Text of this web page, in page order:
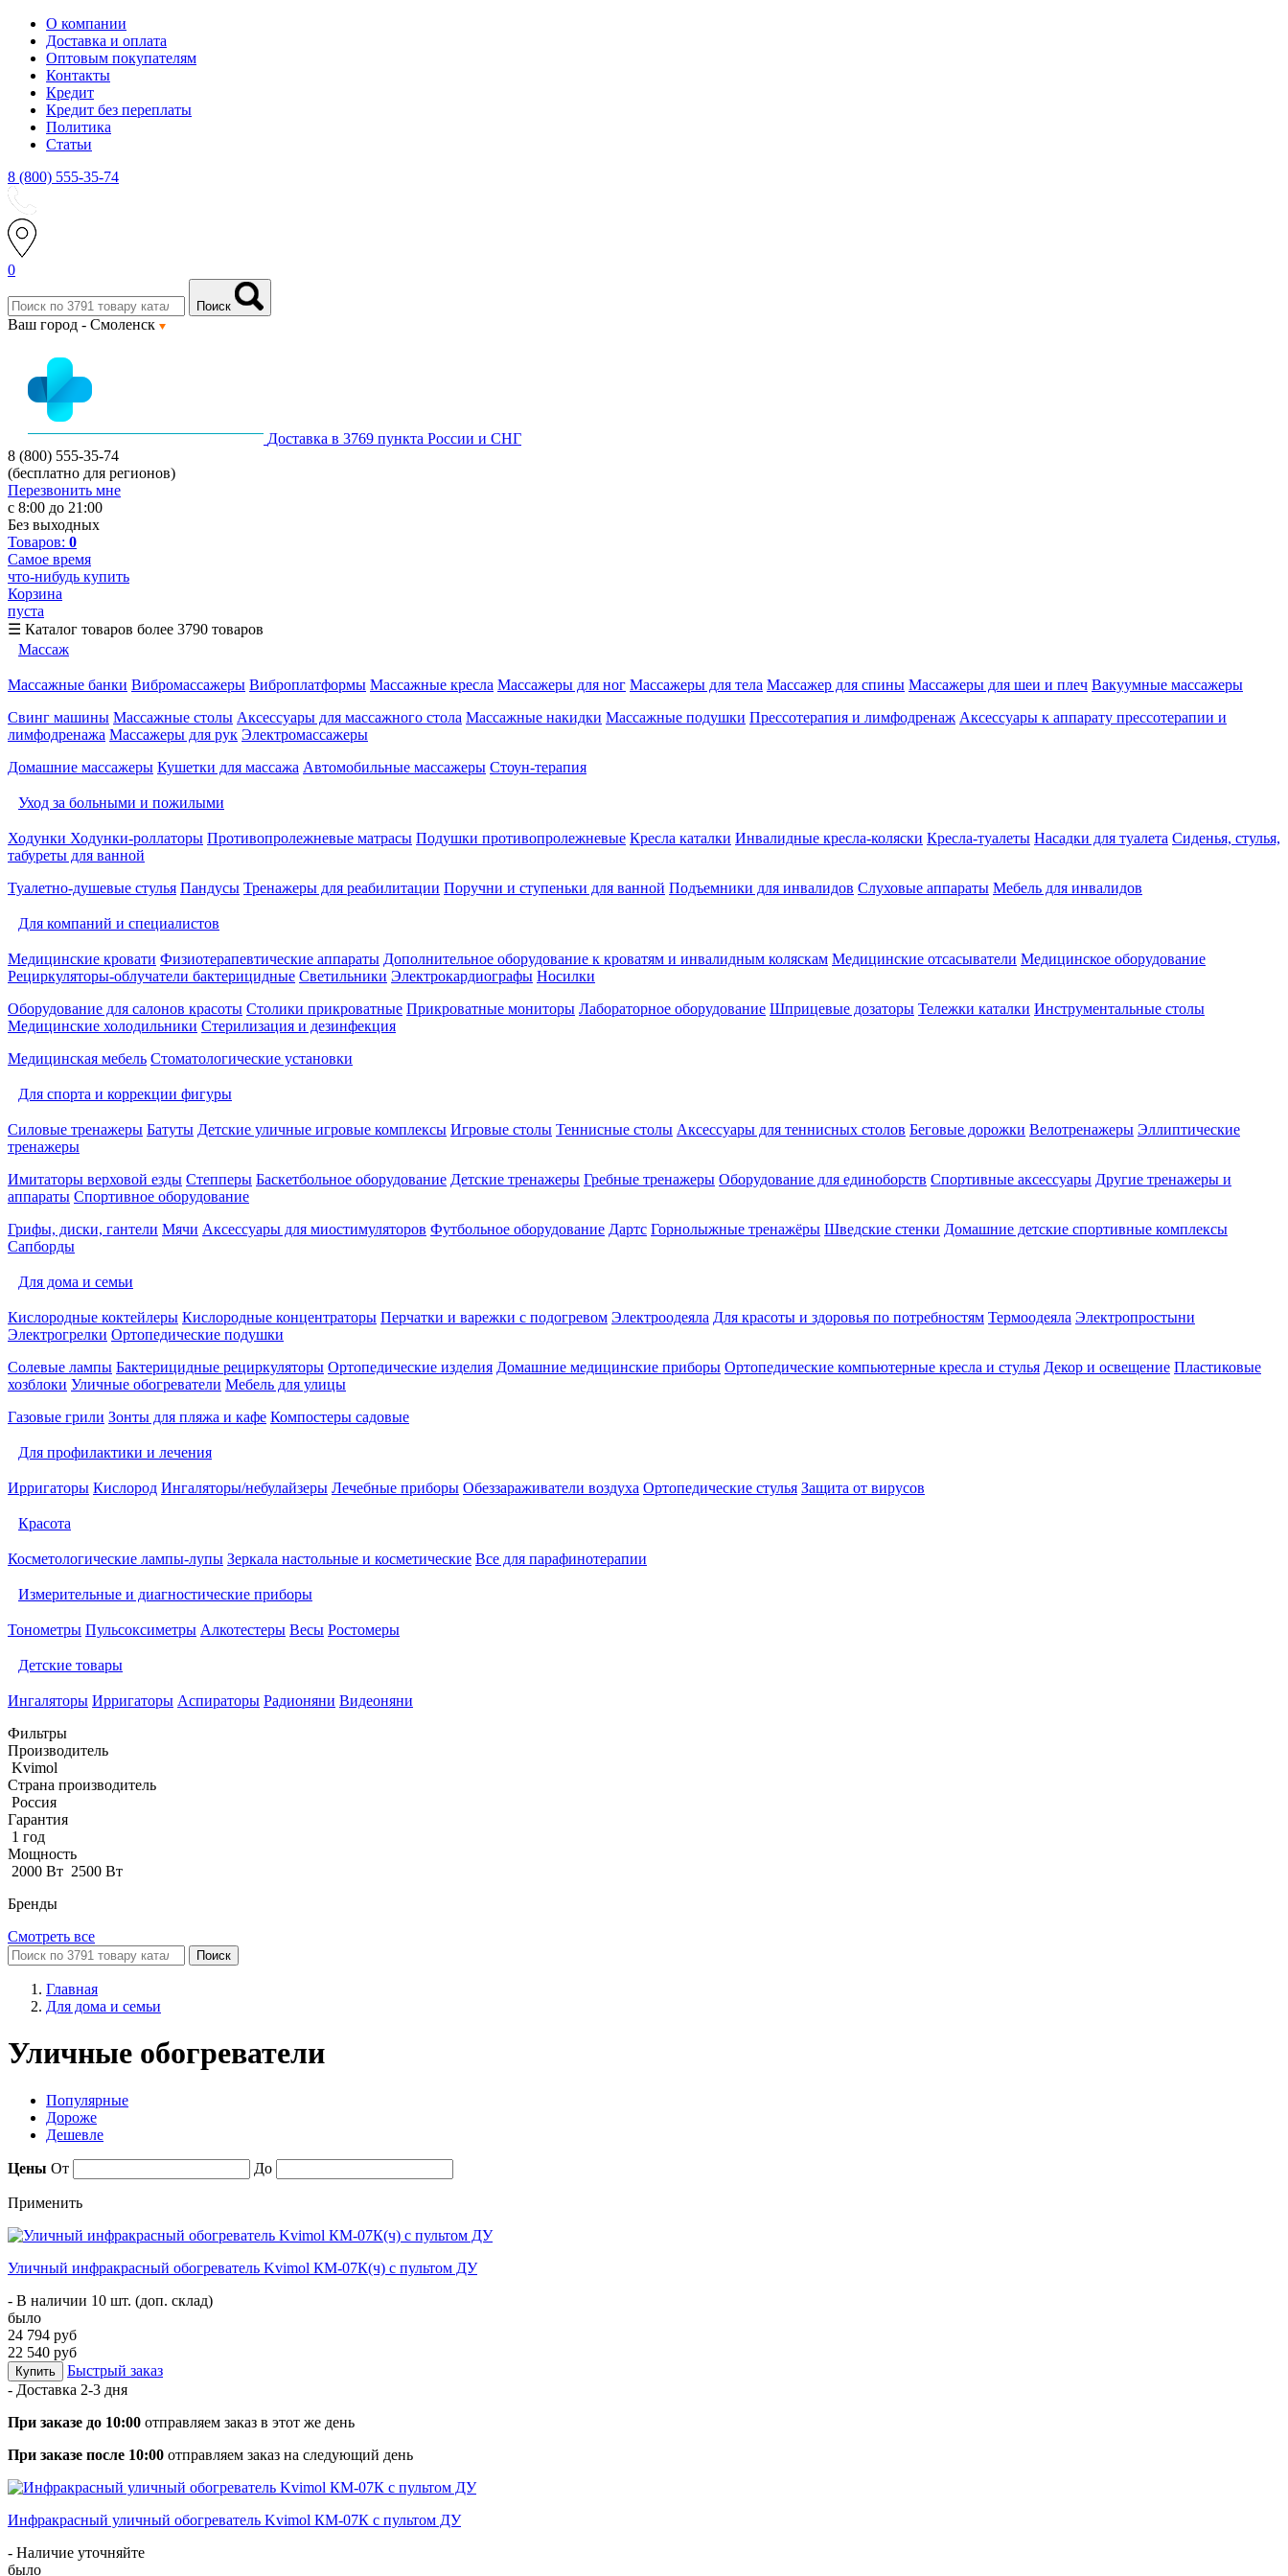
О компании
Доставка и оплата
Оптовым покупателям
Контакты
Кредит
Кредит без переплаты
Политика
Статьи
8 (800) 555-35-74
0
Поиск
Ваш город - Смоленск
Доставка в 3769 пункта России и СНГ
8 (800) 555-35-74
(бесплатно для регионов)
Перезвонить мне
с 8:00 до 21:00
Без выходных
Товаров: 0
Самое время
что-нибудь купить
Корзина
пуста
☰ Каталог товаров более 3790 товаров
Массаж
Массажные банки Вибромассажеры Виброплатформы Массажные кресла Массажеры для ног Массажеры для тела Массажер для спины Массажеры для шеи и плеч Вакуумные массажеры
Свинг машины Массажные столы Аксессуары для массажного стола Массажные накидки Массажные подушки Прессотерапия и лимфодренаж Аксессуары к аппарату прессотерапии и
лимфодренажа Массажеры для рук Электромассажеры
Домашние массажеры Кушетки для массажа Автомобильные массажеры Стоун-терапия
Уход за больными и пожилыми
Ходунки Ходунки-роллаторы Противопролежневые матрасы Подушки противопролежневые Кресла каталки Инвалидные кресла-коляски Кресла-туалеты Насадки для туалета Сиденья, стулья,
табуреты для ванной
Туалетно-душевые стулья Пандусы Тренажеры для реабилитации Поручни и ступеньки для ванной Подъемники для инвалидов Слуховые аппараты Мебель для инвалидов
Для компаний и специалистов
Медицинские кровати Физиотерапевтические аппараты Дополнительное оборудование к кроватям и инвалидным коляскам Медицинские отсасыватели Медицинское оборудование
Рециркуляторы-облучатели бактерицидные Светильники Электрокардиографы Носилки
Оборудование для салонов красоты Столики прикроватные Прикроватные мониторы Лабораторное оборудование Шприцевые дозаторы Тележки каталки Инструментальные столы
Медицинские холодильники Стерилизация и дезинфекция
Медицинская мебель Стоматологические установки
Для спорта и коррекции фигуры
Силовые тренажеры Батуты Детские уличные игровые комплексы Игровые столы Теннисные столы Аксессуары для теннисных столов Беговые дорожки Велотренажеры Эллиптические
тренажеры
Имитаторы верховой езды Степперы Баскетбольное оборудование Детские тренажеры Гребные тренажеры Оборудование для единоборств Спортивные аксессуары Другие тренажеры и
аппараты Спортивное оборудование
Грифы, диски, гантели Мячи Аксессуары для миостимуляторов Футбольное оборудование Дартс Горнолыжные тренажёры Шведские стенки Домашние детские спортивные комплексы
Сапборды
Для дома и семьи
Кислородные коктейлеры Кислородные концентраторы Перчатки и варежки с подогревом Электроодеяла Для красоты и здоровья по потребностям Термоодеяла Электропростыни
Электрогрелки Ортопедические подушки
Солевые лампы Бактерицидные рециркуляторы Ортопедические изделия Домашние медицинские приборы Ортопедические компьютерные кресла и стулья Декор и освещение Пластиковые
хозблоки Уличные обогреватели Мебель для улицы
Газовые грили Зонты для пляжа и кафе Компостеры садовые
Для профилактики и лечения
Ирригаторы Кислород Ингаляторы/небулайзеры Лечебные приборы Обеззараживатели воздуха Ортопедические стулья Защита от вирусов
Красота
Косметологические лампы-лупы Зеркала настольные и косметические Все для парафинотерапии
Измерительные и диагностические приборы
Тонометры Пульсоксиметры Алкотестеры Весы Ростомеры
Детские товары
Ингаляторы Ирригаторы Аспираторы Радионяни Видеоняни
Фильтры
Производитель
Kvimol
Страна производитель
Россия
Гарантия
1 год
Мощность
2000 Вт 2500 Вт
Бренды
Смотреть все
Поиск
Главная
Для дома и семьи
Уличные обогреватели
Популярные
Дороже
Дешевле
Цены От До
Применить
Уличный инфракрасный обогреватель Kvimol КМ-07К(ч) с пультом ДУ
- В наличии 10 шт. (доп. склад)
было
24 794 руб
22 540 руб
Купить
Быстрый заказ
- Доставка 2-3 дня
При заказе до 10:00 отправляем заказ в этот же день
При заказе после 10:00 отправляем заказ на следующий день
Инфракрасный уличный обогреватель Kvimol КМ-07К с пультом ДУ
- Наличие уточняйте
было